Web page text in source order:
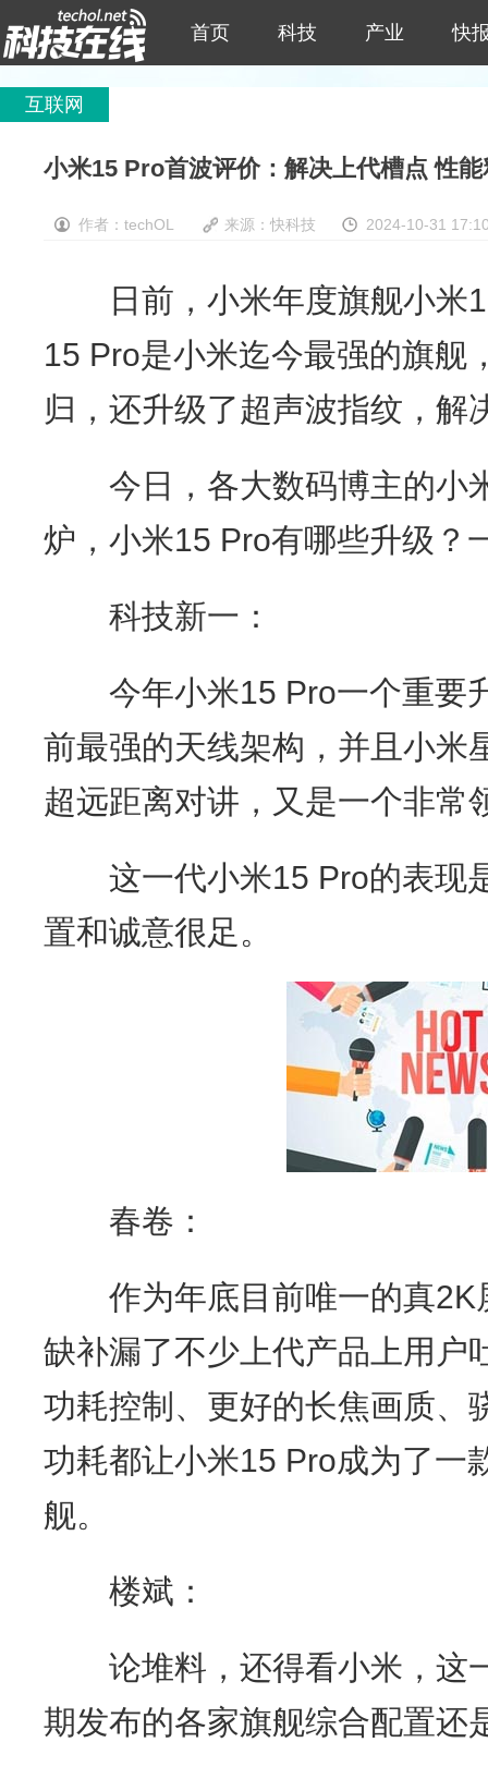
首页 科技 产业 快
互联网
小米15 Pro首波评价：解决上代槽点 性
作者：techOL 来源：快科技 2024-10-31
日前，小米年度旗舰小米
15 Pro是小米迄今最强的旗舰
归，还升级了超声波指纹，解
今日，各大数码博主的小
炉，小米15 Pro有哪些升级？
科技新一：
今年小米15 Pro一个重要
前最强的天线架构，并且小米
超远距离对讲，又是一个非常
这一代小米15 Pro的表现
置和诚意很足。
春卷：
作为年底目前唯一的真2K
缺补漏了不少上代产品上用户
功耗控制、更好的长焦画质、
功耗都让小米15 Pro成为了一
舰。
楼斌：
论堆料，还得看小米，这
期发布的各家旗舰综合配置还